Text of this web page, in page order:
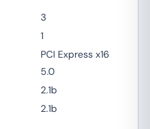
3
1
PCI Express x16
5.0
2.1b
2.1b